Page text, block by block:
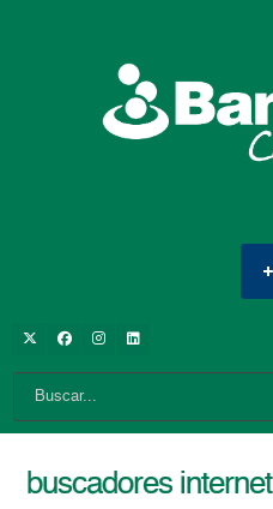
buscadores internet